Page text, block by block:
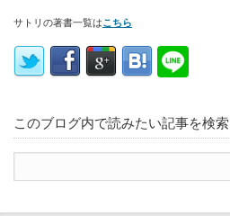
サトリの著書一覧はこちら
このブログ内で読みたい記事を検索